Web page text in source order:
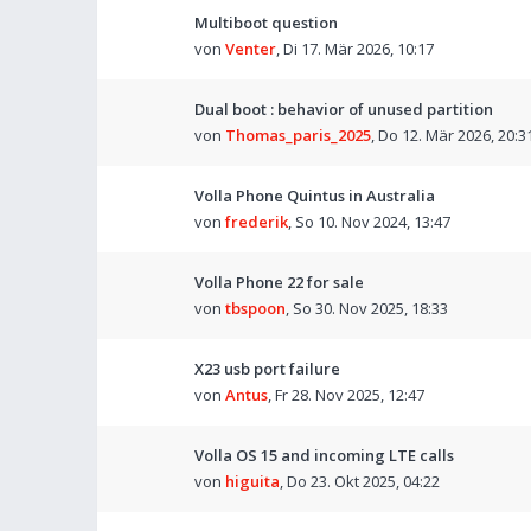
Multiboot question
von Venter,Di 17. Mär 2026, 10:17
Dual boot : behavior of unused partition
von Thomas_paris_2025,Do 12. Mär 2026, 20:31
Volla Phone Quintus in Australia
von frederik, So 10. Nov 2024, 13:47
Volla Phone 22 for sale
von tbspoon, So 30. Nov 2025, 18:33
X23 usb port failure
von Antus,Fr 28. Nov 2025, 12:47
Volla OS 15 and incoming LTE calls
von higuita,Do 23. Okt 2025, 04:22